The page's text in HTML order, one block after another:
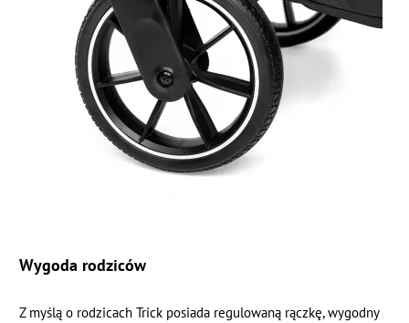
Wygoda rodziców
Z myślą o rodzicach Trick posiada regulowaną rączkę, wygodny